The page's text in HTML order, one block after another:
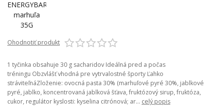
Ohodnotiť produkt
1 tyčinka obsahuje 30 g sacharidov Ideálná pred a počas
tréningu Obzvlášť vhodná pre vytrvalostné športy Ľahko
stráviteľnáZloženie: ovocná pasta 30% (marhuľové pyré 30%, jablkové
pyré, jablko, koncentrovaná jablková šťava, fruktózový sirup, fruktóza,
cukor, regulátor kyslosti: kyselina citrónová; ar... celý popis